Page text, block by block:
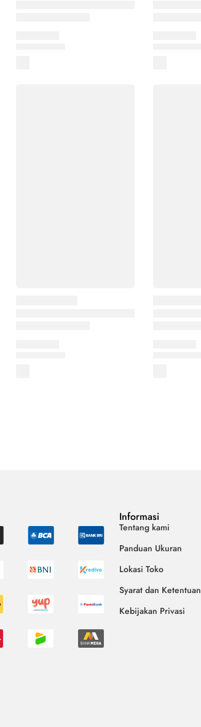
Informasi
Tentang kami
Panduan Ukuran
Lokasi Toko
Syarat dan Ketentuan
Kebijakan Privasi